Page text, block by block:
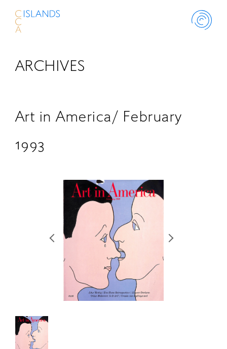
ABOUT
SCHOLARSHIP
RETRACE
コンサート
ARCHIVES
Art in America/ February
1993